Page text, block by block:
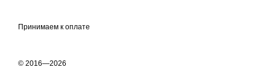
Принимаем к оплате
© 2016—2026